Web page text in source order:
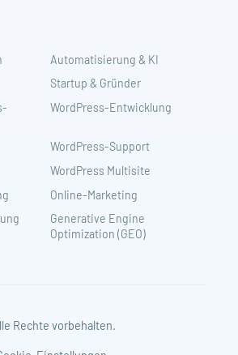
Automatisierung & KI
Startup & Gründer
WordPress-Entwicklung
WordPress-Support
WordPress Multisite
Online-Marketing
Generative Engine
Optimization (GEO)
Rechte vorbehalten.